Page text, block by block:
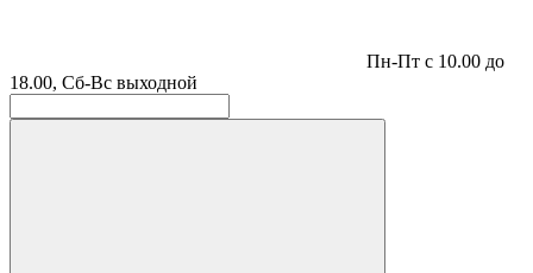
Пн-Пт с 10.00 до
18.00, Сб-Вс выходной